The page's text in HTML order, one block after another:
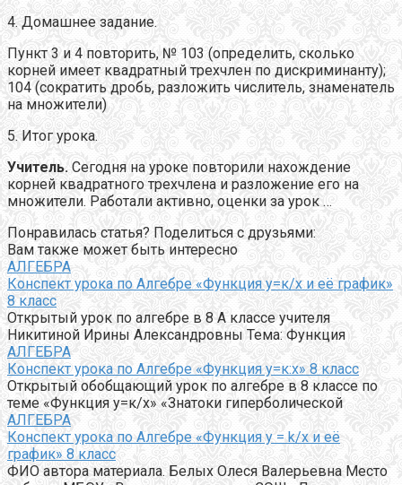
4. Домашнее задание.
Пункт 3 и 4 повторить, № 103 (определить, сколько
корней имеет квадратный трехчлен по дискриминанту);
104 (сократить дробь, разложить числитель, знаменатель
на множители)
5. Итог урока.
Учитель. Сегодня на уроке повторили нахождение
корней квадратного трехчлена и разложение его на
множители. Работали активно, оценки за урок …
Понравилась статья? Поделиться с друзьями:
Вам также может быть интересно
АЛГЕБРА
Конспект урока по Алгебре «Функция у=к/х и её график»
8 класс
Открытый урок по алгебре в 8 А классе учителя
Никитиной Ирины Александровны Тема: Функция
АЛГЕБРА
Конспект урока по Алгебре «Функция у=к:х» 8 класс
Открытый обобщающий урок по алгебре в 8 классе по
теме «Функция у=к/х» «Знатоки гиперболической
АЛГЕБРА
Конспект урока по Алгебре «Функция y = k/x и её
график» 8 класс
ФИО автора материала. Белых Олеся Валерьевна Место